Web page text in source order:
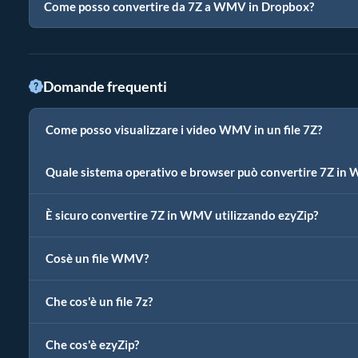
Come posso convertire da 7Z a WMV in Dropbox?
Domande frequenti
Come posso visualizzare i video WMV in un file 7Z?
Quale sistema operativo e browser può convertire 7Z in
È sicuro convertire 7Z in WMV utilizzando ezyZip?
Cosè un file WMV?
Che cos'è un file 7z?
Che cos'è ezyZip?